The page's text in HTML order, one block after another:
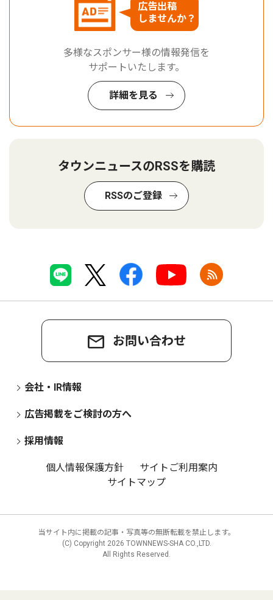
広告出稿
しませんか？
多様なスポンサー様の情報発信を
サポートいたします。
詳細を見る
タウンニュースのRSSを購読
RSSのご登録
お問い合わせ
会社・IR情報
広告掲載をご検討の方へ
採用情報
個人情報保護方針
サイトご利用案内
サイトマップ
当サイト内に掲載の記事・写真等の無断転載を禁止します。
(C) Copyright 2026 TOWNNEWS-SHA CO.,LTD.
All Rights Reserved.